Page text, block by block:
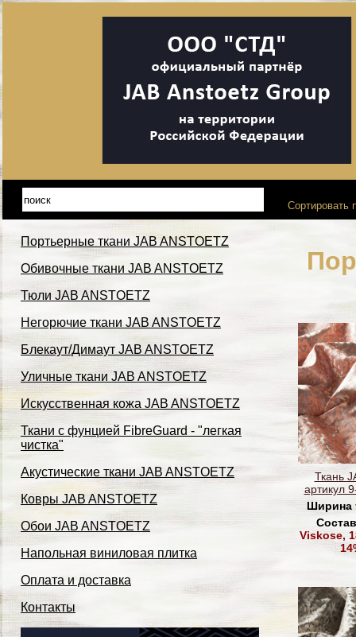
Портьерные ткани JAB ANSTOETZ
Обивочные ткани JAB ANSTOETZ
Тюли JAB ANSTOETZ
Негорючие ткани JAB ANSTOETZ
Блекаут/Димаут JAB ANSTOETZ
Уличные ткани JAB ANSTOETZ
Искусственная кожа JAB ANSTOETZ
Ткани с фунцией FibreGuard - "легкая
чистка"
Акустические ткани JAB ANSTOETZ
Ковры JAB ANSTOETZ
Обои JAB ANSTOETZ
Напольная виниловая плитка
Оплата и доставка
Контакты
Сортировать
Ткань
артикул
Ширина
Viskose,